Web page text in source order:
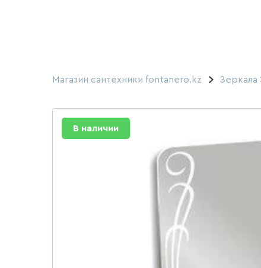
Магазин сантехники fontanero.kz
В наличии